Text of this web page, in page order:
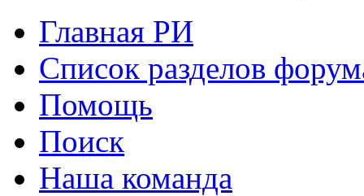
Главная РИ
Список разделов
Помощь
Поиск
Наша команда